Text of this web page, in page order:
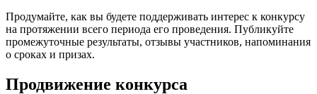
Продумайте, как вы будете поддерживать интерес к конкурсу
на протяжении всего периода его проведения. Публикуйте
промежуточные результаты, отзывы участников, напоминания
о сроках и призах.
Продвижение конкурса